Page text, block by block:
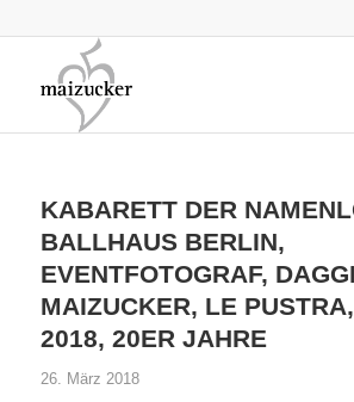
KABARETT DER
BALLHAUS BERLIN,
EVENTFOTOGRAF,
MAIZUCKER, LE
2018, 20ER JAHRE
26. März 2018